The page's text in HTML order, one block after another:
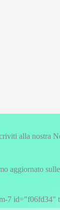
alla nostra
aggiornato
7 id="f06fd34"